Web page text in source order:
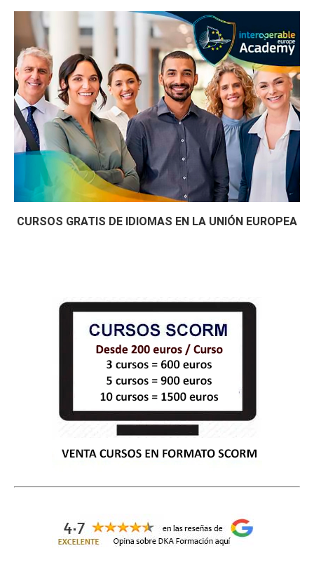
CURSOS GRATIS DE IDIOMAS EN LA UNIÓN EUROPEA